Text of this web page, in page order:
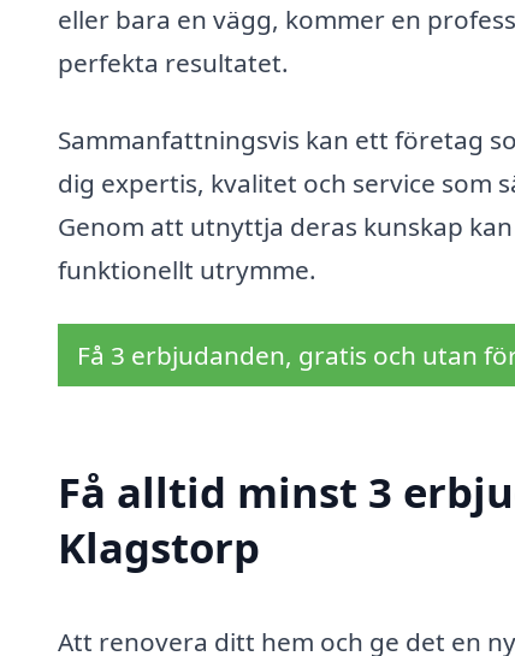
eller bara en vägg, kommer en
perfekta resultatet.
Sammanfattningsvis kan ett företag
dig expertis, kvalitet och service som
Genom att utnyttja deras kunskap
funktionellt utrymme.
Få 3 erbjudanden, gratis och utan
Få alltid minst 3
Klagstorp
Att renovera ditt hem och ge det en